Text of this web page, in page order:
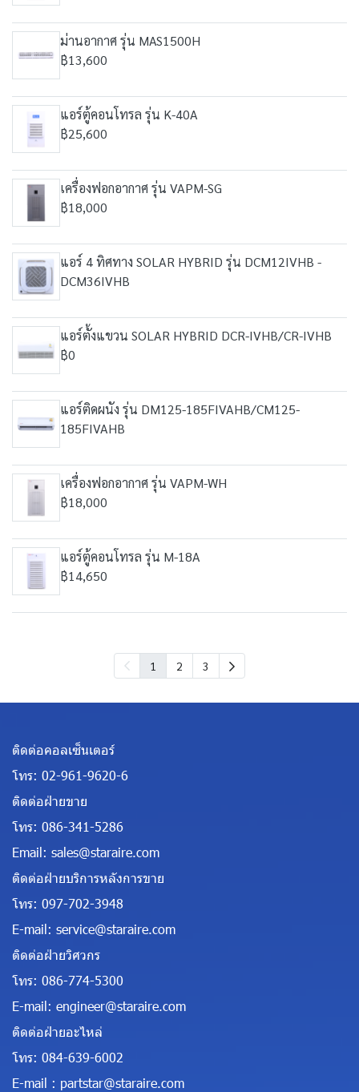
ม่านอากาศ รุ่น MAS1500H
฿13,600
แอร์ตู้คอนโทรล รุ่น K-40A
฿25,600
เครื่องฟอกอากาศ รุ่น VAPM-SG
฿18,000
แอร์ 4 ทิศทาง SOLAR HYBRID รุ่น DCM12IVHB -
DCM36IVHB
แอร์ตั้งแขวน SOLAR HYBRID DCR-IVHB/CR-IVHB
฿0
แอร์ติดผนัง รุ่น DM125-185FIVAHB/CM125-
185FIVAHB
เครื่องฟอกอากาศ รุ่น VAPM-WH
฿18,000
แอร์ตู้คอนโทรล รุ่น M-18A
฿14,650
1 2 3
ติดต่อคอลเซ็นเตอร์
โทร: 02-961-9620-6
ติดต่อฝ่ายขาย
โทร: 086-341-5286
Email: sales@staraire.com
ติดต่อฝ่ายบริการหลังการขาย
โทร: 097-702-3948
E-mail: service@staraire.com
ติดต่อฝ่ายวิศวกร
โทร: 086-774-5300
E-mail: engineer@staraire.com
ติดต่อฝ่ายอะไหล่
โทร: 084-639-6002
E-mail : partstar@staraire.com